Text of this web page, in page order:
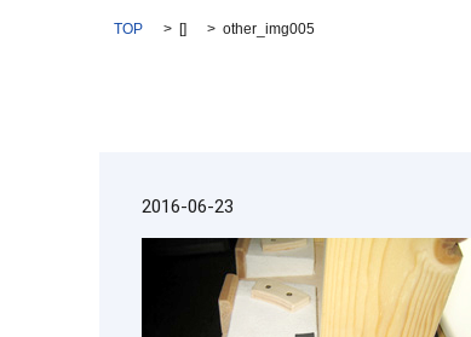
TOP [] other_img005
2016-06-23